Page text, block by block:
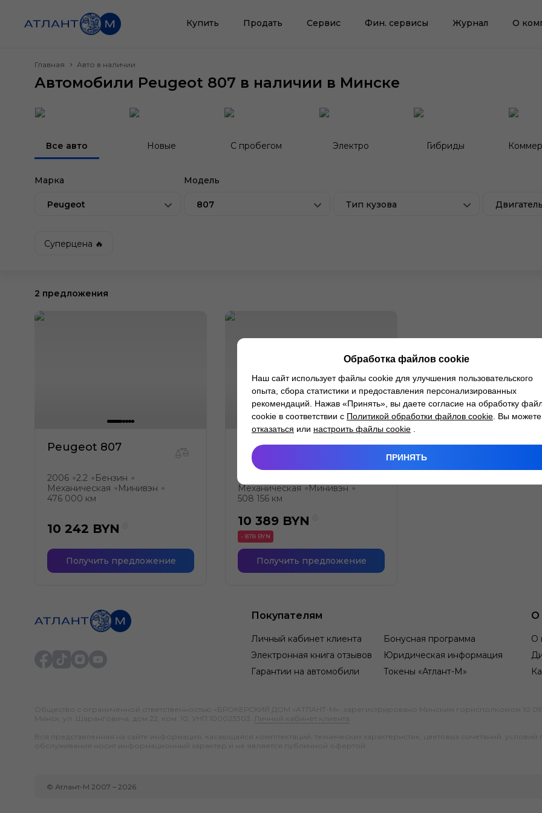
Купить Продать Сервис Фин. сервисы Журнал О
Главная Авто в наличии
Автомобили Peugeot 807 в наличии в Минске
Все авто Новые С пробегом Электро Гибриды
Марка
Peugeot
Модель
807 Тип кузова Двигатель
Суперцена 🔥
2 предложения
Peugeot 807
2006 ●2.2 ● Бензин ●
Механическая ● Минивэн ●
476 000 км
10 242 BYN
Получить предложение
Peugeot 807
2007
Механическая ●Минивэн ●
508 156 км
10 389 BYN
- 878 BYN
Получить предложение
Покупателям
Личный кабинет клиента
Бонусная программа
Электронная книга отзывов
Юридическая информация
Гарантии на автомобили
Токены «Атлант-М»
О
О
Общество с ограниченной ответственностью «БРОКЕРСКИЙ ДОМ «АТЛАНТ-М», зарегистрировано Минским горисполкомом
Минск, ул. Шаранговича, дом 22, ком. 10; УНП 100023303.
Личный кабинет клиента
Вся представленная на сайте информация, касающаяся комплектаций, технических характеристик, цветовых сочетаний, условий
обслуживания носит информационный характер и не является публичной офертой.
© Атлант-М 2007 – 2026
Обработка файлов cookie
Наш сайт использует файлы cookie для улучшения пользовательского
опыта, сбора статистики и предоставления персонализированных
рекомендаций. Нажав «Принять», вы даете согласие на обработку
cookie в соответствии с Политикой обработки файлов cookie . Вы можете
отказаться или настроить файлы cookie
ПРИНЯТЬ